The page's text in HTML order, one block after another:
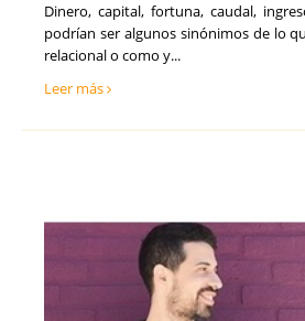
Dinero, capital, fortuna, caudal,
podrían ser algunos sinónimos de lo
relacional o como y...
Leer más